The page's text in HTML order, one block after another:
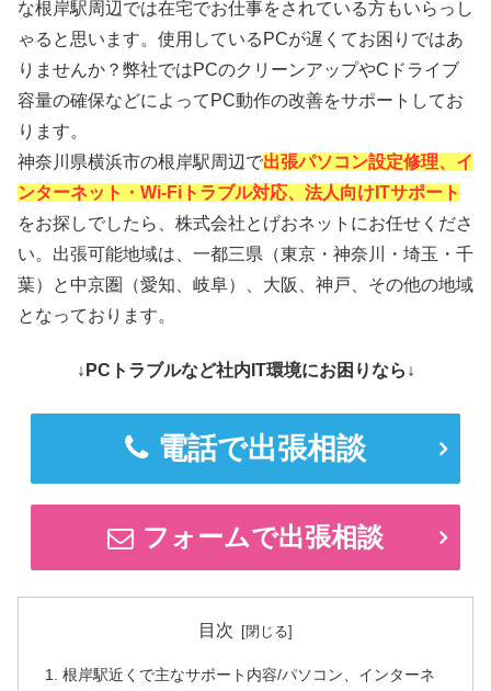
な根岸駅周辺では在宅でお仕事をされている方もいらっし
ゃると思います。使用しているPCが遅くてお困りではあ
りませんか？弊社ではPCのクリーンアップやCドライブ
容量の確保などによってPC動作の改善をサポートしてお
ります。
神奈川県横浜市の根岸駅周辺で出張パソコン設定修理、イ
ンターネット・Wi-Fiトラブル対応、法人向けITサポート
をお探しでしたら、株式会社とげおネットにお任せくださ
い。出張可能地域は、一都三県（東京・神奈川・埼玉・千
葉）と中京圏（愛知、岐阜）、大阪、神戸、その他の地域
となっております。
↓PCトラブルなど社内IT環境にお困りなら↓
電話で出張相談
フォームで出張相談
目次
根岸駅近くで主なサポート内容/パソコン、インターネ